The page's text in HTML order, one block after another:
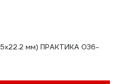
мм) ПРАКТИКА 036-